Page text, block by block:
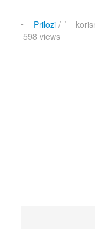
Prilozi/
598 views